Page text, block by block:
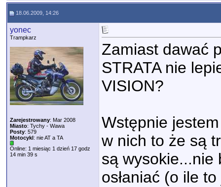
18.06.2009, 14:26
yonec
Trampkarz
Zarejestrowany: Mar 2008
Miasto: Tychy - Wawa
Posty: 579
Motocykl: nie AT a TA
Online: 1 miesiąc 1 dzień 17 godz
14 min 39 s
Zamiast dawać
STRATA nie
VISION?
Wstępnie
w nich to że są
są wysokie...nie
osłaniać (o ile